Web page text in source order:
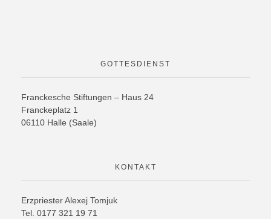
GOTTESDIENST
Franckesche Stiftungen – Haus 24
Franckeplatz 1
06110 Halle (Saale)
KONTAKT
Erzpriester Alexej Tomjuk
Tel. 0177 321 19 71